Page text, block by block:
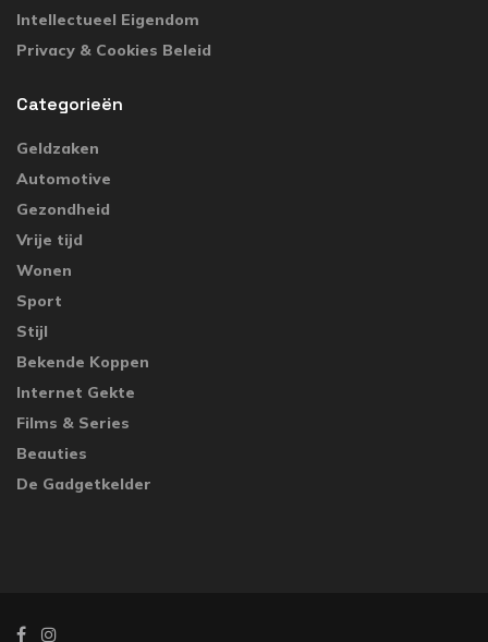
Intellectueel Eigendom
Privacy & Cookies Beleid
Categorieën
Geldzaken
Automotive
Gezondheid
Vrije tijd
Wonen
Sport
Stijl
Bekende Koppen
Internet Gekte
Films & Series
Beauties
De Gadgetkelder